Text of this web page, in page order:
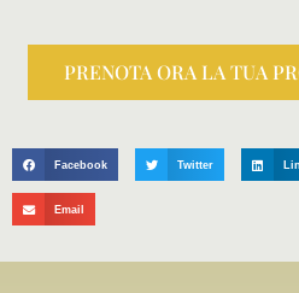
PRENOTA ORA LA TUA
Facebook Twitter
Email